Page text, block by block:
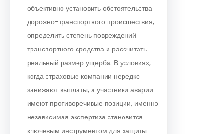
объективно установить обстоятельства
дорожно-транспортного происшествия,
определить степень повреждений
транспортного средства и рассчитать
реальный размер ущерба. В условиях,
когда страховые компании нередко
занижают выплаты, а участники аварии
имеют противоречивые позиции, именно
независимая экспертиза становится
ключевым инструментом для защиты